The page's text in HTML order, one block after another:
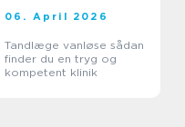
06. April 2026
Tandlæge vanløse sådan
finder du en tryg og
kompetent klinik